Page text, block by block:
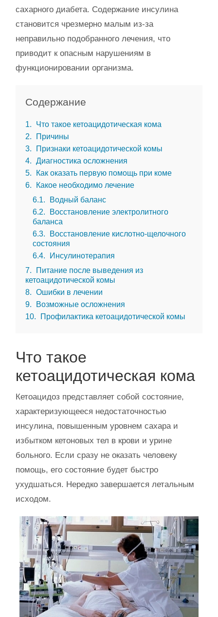
сахарного диабета. Содержание инсулина
становится чрезмерно малым из-за
неправильно подобранного лечения, что
приводит к опасным нарушениям в
функционировании организма.
Содержание
1
Что такое кетоацидотическая кома
2
Причины
3
Признаки кетоацидотической комы
4
Диагностика осложнения
5
Как оказать первую помощь при коме
6
Какое необходимо лечение
6.1
Водный баланс
6.2
Восстановление электролитного
баланса
6.3
Восстановление кислотно-щелочного
состояния
6.4
Инсулинотерапия
7
Питание после выведения из
кетоацидотической комы
8
Ошибки в лечении
9
Возможные осложнения
10
Профилактика кетоацидотической комы
Что такое
кетоацидотическая кома
Кетоацидоз представляет собой состояние,
характеризующееся недостаточностью
инсулина, повышенным уровнем сахара и
избытком кетоновых тел в крови и урине
больного. Если сразу не оказать человеку
помощь, его состояние будет быстро
ухудшаться. Нередко завершается летальным
исходом.